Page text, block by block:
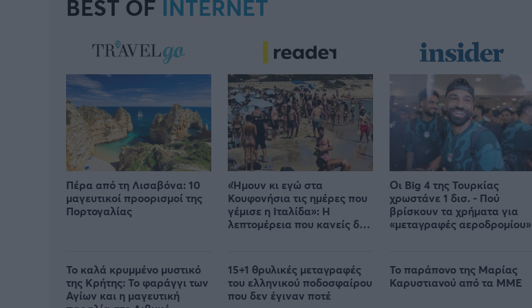
BEST OF INTERNET
Πέρα από τη Λισαβόνα: 10
μαγευτικοί προορισμοί της
Πορτογαλίας
Το καλά κρυμμένο μυστικό
της Κρήτης: Το φαράγγι των
Αγίων και η μαγευτική
«Ήμουν κι εγώ στα
Κουφονήσια τις ημέρες που
γέμισε η Ιταλίδα»: Η
λεπτομέρεια που κανείς δεν
15+1 θρυλικές μεταγραφές
του ελληνικού ποδοσφαίρου
που δεν έγιναν ποτέ
Οι Big 4 της Τουρκίας
χρωστάνε 1 δισ. - Πού
βρίσκουν τα χρήματα για
«μεταγραφές αεροδρομίου»
Το παράπονο της Μαρίας
Καρυστιανού από τα ΜΜΕ